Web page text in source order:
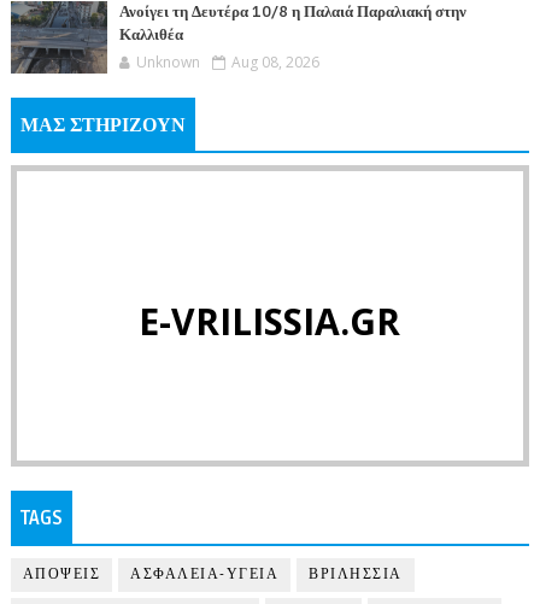
Ανοίγει τη Δευτέρα 10/8 η Παλαιά Παραλιακή στην
Καλλιθέα
Unknown Aug 08, 2026
ΜΑΣ ΣΤΗΡΙΖΟΥΝ
E-VRILISSIA.GR
TAGS
ΑΠΟΨΕΙΣ ΑΣΦΑΛΕΙΑ-ΥΓΕΙΑ ΒΡΙΛΗΣΣΙΑ